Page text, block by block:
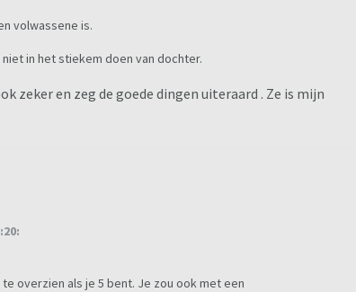
volwassene is.
in het stiekem doen van dochter.
zeker en zeg de goede dingen uiteraard . Ze is mijn
overzien als je 5 bent. Je zou ook met een